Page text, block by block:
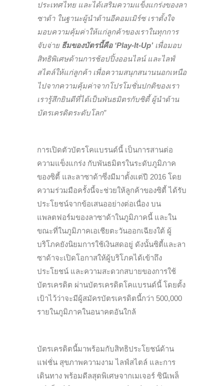
ประเทศไทย และได้เสริมความแข็งแกร่งของลา
ซาด้า ในฐานะผู้นำด้านอีคอมเมิร์ซ เราตั้งใจ
มอบความคุ้มค่าให้แก่ลูกค้าของเราในทุกการ
จับจ่าย ธีมของบัตรนี้คือ ‘Play-It-Up’เพื่อมอบ
สิทธิพิเศษด้านการช้อปปิ้งออนไลน์ และไลฟ์
สไตล์ให้แก่ลูกค้า เพื่อความสนุกสนานนอกเหนือ
ไปจากความคุ้มค่าจากโปรโมชั่นปกติของเรา
เรารู้สึกยินดีที่ได้เป็นพันธมิตรกับซิตี้ ผู้นำด้าน
บัตรเครดิตระดับโลก”
การเปิดตัวบัตรโคแบรนด์นี้ เป็นการสานต่อ
ความแข็งแกร่ง กับพันธมิตรในระดับภูมิภาค
ของซิตี้ และลาซาด้าซึ่งมีมาตั้งแต่ปี 2016 โดย
ความร่วมมือครั้งนี้จะช่วยให้ลูกค้าของซิตี้ ได้รับ
ประโยชน์จากข้อเสนออย่างต่อเนื่อง บน
แพลตฟอร์มของลาซาด้าในภูมิภาคนี้ และใน
ขณะที่ในภูมิภาคเอเชียตะวันออกเฉียงใต้ ผู้
บริโภคยังนิยมการใช้เงินสดอยู่ ดังนั้นซิตี้และลา
ซาด้าจะเปิดโอกาสให้ผู้บริโภคได้เข้าถึง
ประโยชน์ และความสะดวกสบายของการใช้
บัตรเครดิต ผ่านบัตรเครดิตโคแบรนด์นี้ โดยตั้ง
เป้าไว้ว่าจะมีผู้สมัครบัตรเครดิตนี้กว่า 500,000
รายในภูมิภาคในอนาคตอันใกล้
บัตรเครดิตนี้มาพร้อมกับสิทธิประโยชน์ด้าน
แฟชั่น สุขภาพความงาม ไลฟ์สไตล์ และการ
เดินทาง พร้อมดีลสุดพิเศษจากเมเจอร์ ซินีเพล็